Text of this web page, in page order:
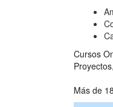
Cursos
Más de